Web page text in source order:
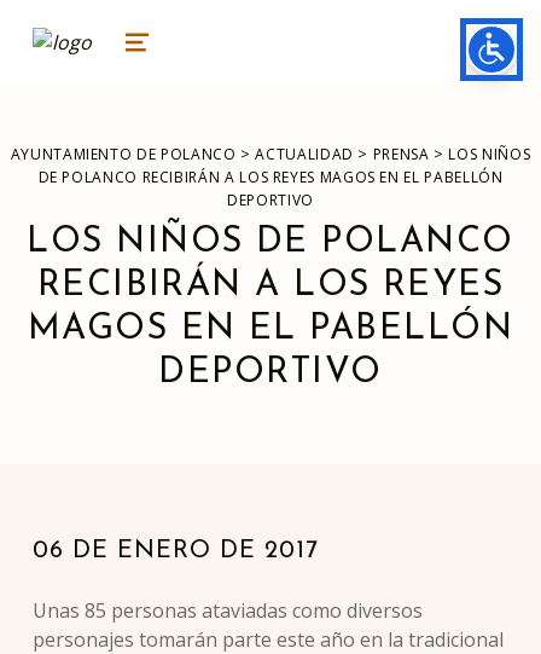
ayuntamiento de polanco
AYUNTAMIENTO DE POLANCO MENU
AYUNTAMIENTO DE POLANCO >ACTUALIDAD > PRENSA >LOS NIÑOS
DE POLANCO RECIBIRÁN A LOS REYES MAGOS EN EL PABELLÓN
DEPORTIVO
LOS NIÑOS DE POLANCO
RECIBIRÁN A LOS REYES
MAGOS EN EL PABELLÓN
DEPORTIVO
06 DE ENERO DE 2017
Unas 85 personas ataviadas como diversos
personajes tomarán parte este año en la tradicional